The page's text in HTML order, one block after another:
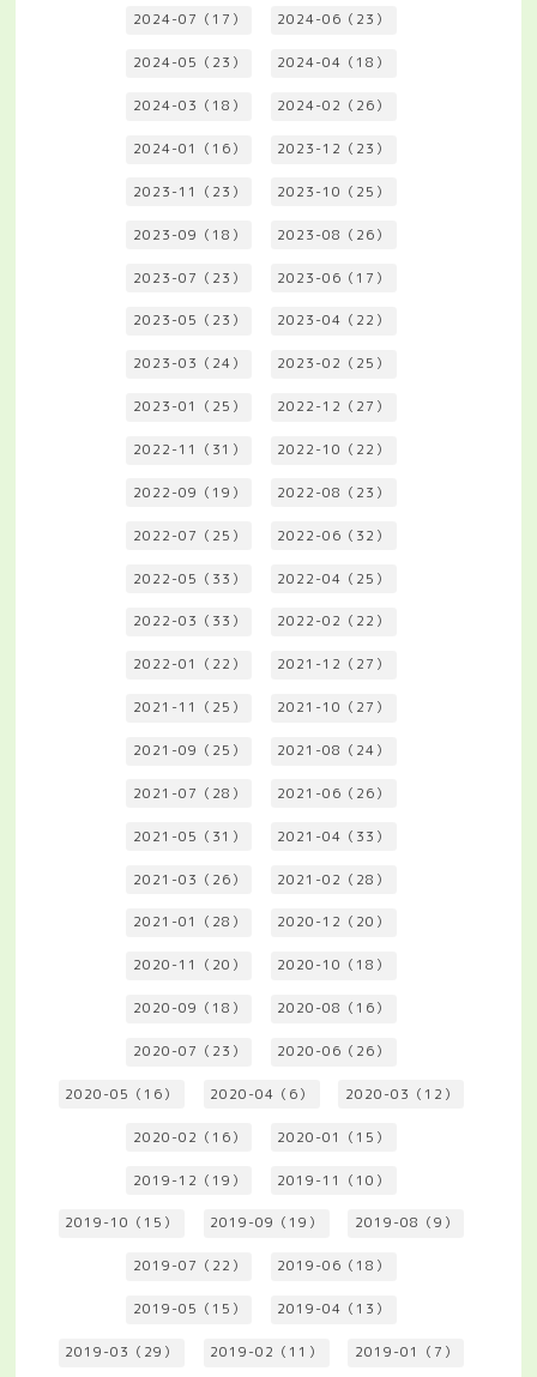
2024-07（17） 2024-06（23）
2024-05（23） 2024-04（18）
2024-03（18） 2024-02（26）
2024-01（16） 2023-12（23）
2023-11（23） 2023-10（25）
2023-09（18） 2023-08（26）
2023-07（23） 2023-06（17）
2023-05（23） 2023-04（22）
2023-03（24） 2023-02（25）
2023-01（25） 2022-12（27）
2022-11（31） 2022-10（22）
2022-09（19） 2022-08（23）
2022-07（25） 2022-06（32）
2022-05（33） 2022-04（25）
2022-03（33） 2022-02（22）
2022-01（22） 2021-12（27）
2021-11（25） 2021-10（27）
2021-09（25） 2021-08（24）
2021-07（28） 2021-06（26）
2021-05（31） 2021-04（33）
2021-03（26） 2021-02（28）
2021-01（28） 2020-12（20）
2020-11（20） 2020-10（18）
2020-09（18） 2020-08（16）
2020-07（23） 2020-06（26）
2020-05（16） 2020-04（6） 2020-03（12）
2020-02（16） 2020-01（15）
2019-12（19） 2019-11（10）
2019-10（15） 2019-09（19） 2019-08（9）
2019-07（22） 2019-06（18）
2019-05（15） 2019-04（13）
2019-03（29） 2019-02（11） 2019-01（7）